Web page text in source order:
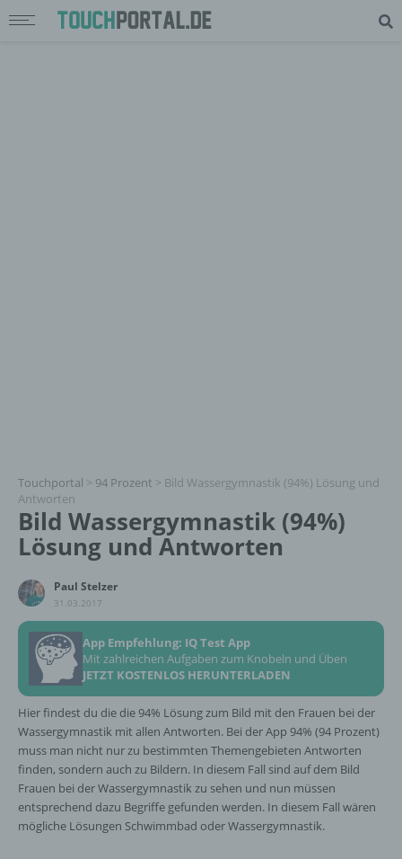
Touchportal > 94 Prozent > Bild Wassergymnastik (94%) Lösung und
Antworten
Bild Wassergymnastik (94%)
Lösung und Antworten
Paul Stelzer
31.03.2017
App Empfehlung: IQ Test App
Mit zahlreichen Aufgaben zum Knobeln und Üben
JETZT KOSTENLOS HERUNTERLADEN
Hier findest du die die 94% Lösung zum Bild mit den Frauen bei der
Wassergymnastik mit allen Antworten. Bei der App 94% (94 Prozent)
muss man nicht nur zu bestimmten Themengebieten Antworten
finden, sondern auch zu Bildern. In diesem Fall sind auf dem Bild
Frauen bei der Wassergymnastik zu sehen und nun müssen
entsprechend dazu Begriffe gefunden werden. In diesem Fall wären
mögliche Lösungen Schwimmbad oder Wassergymnastik.